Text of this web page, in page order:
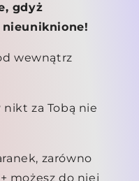
gdyż
nieuniknione!
wewnątrz
za Tobą nie
zarówno
możesz do niej